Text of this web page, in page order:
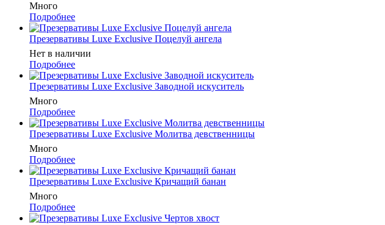
Много
Подробнее
Презервативы Luxe Exclusive Поцелуй ангела
Нет в наличии
Подробнее
Презервативы Luxe Exclusive Заводной искуситель
Много
Подробнее
Презервативы Luxe Exclusive Молитва девственницы
Много
Подробнее
Презервативы Luxe Exclusive Кричащий банан
Много
Подробнее